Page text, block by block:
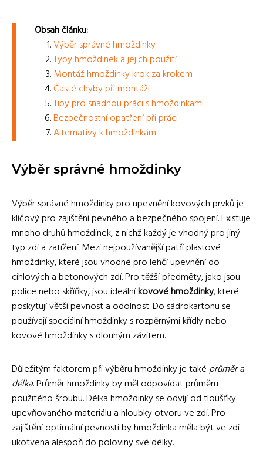
Obsah článku:
Výběr správné hmoždinky
Typy hmoždinek a jejich použití
Montáž hmoždinky krok za krokem
Časté chyby při montáži
Tipy pro snadnou práci s hmoždinkami
Bezpečnostní opatření při práci
Alternativy k hmoždinkám
Výběr správné hmoždinky
Výběr správné hmoždinky pro upevnění kovových prvků je
klíčový pro zajištění pevného a bezpečného spojení. Existuje
mnoho druhů hmoždinek, z nichž každý je vhodný pro jiný
typ zdi a zatížení. Mezi nejpoužívanější patří plastové
hmoždinky, které jsou vhodné pro lehčí upevnění do
cihlových a betonových zdí. Pro těžší předměty, jako jsou
police nebo skříňky, jsou ideálníkovové hmoždinky, které
poskytují větší pevnost a odolnost. Do sádrokartonu se
používají speciální hmoždinky s rozpěrnými křídly nebo
kovové hmoždinky s dlouhým závitem.
Důležitým faktorem při výběru hmoždinky je taképrůměr a
délka. Průměr hmoždinky by měl odpovídat průměru
použitého šroubu. Délka hmoždinky se odvíjí od tloušťky
upevňovaného materiálu a hloubky otvoru ve zdi. Pro
zajištění optimální pevnosti by hmoždinka měla být ve zdi
ukotvena alespoň do poloviny své délky.